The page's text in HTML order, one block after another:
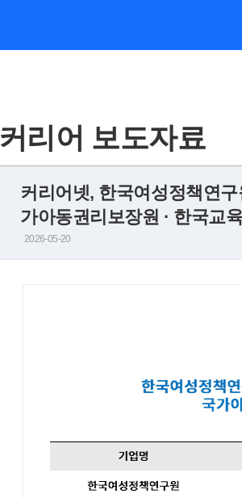
커리어 보도자료
커리어넷, 한국여성정책연
가아동권리보장원 · 한국교
2026-05-20